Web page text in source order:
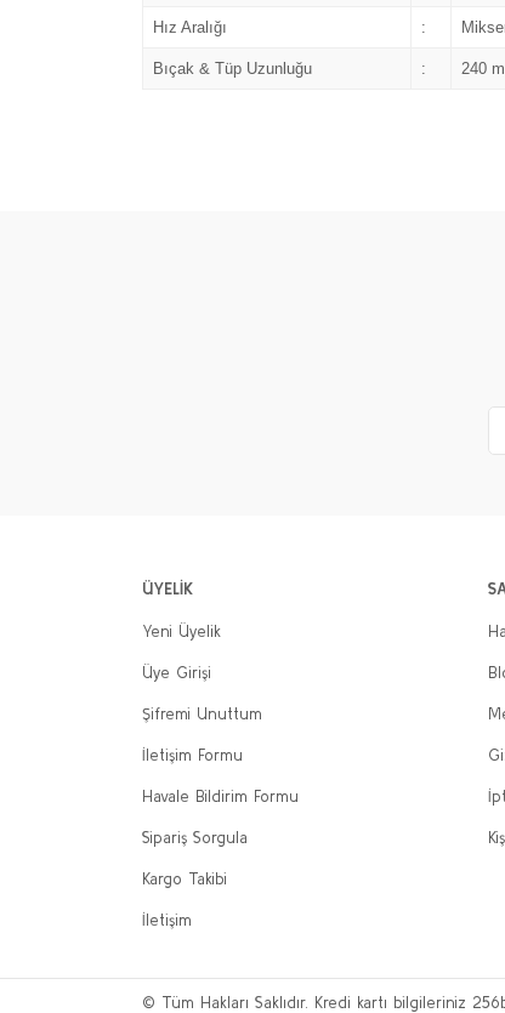
Hız Aralığı :
Bıçak & Tüp Uzunluğu : 240
ÜYELİK
Yeni Üyelik
Üye Girişi
Şifremi Unuttum
İletişim Formu
Havale Bildirim Formu
Sipariş Sorgula
Kargo Takibi
İletişim
© Tüm Hakları Saklıdır. Kredi kartı bilgileriniz